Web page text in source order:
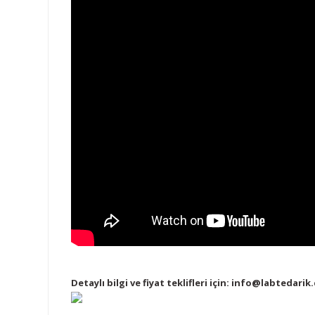
Detaylı bilgi ve fiyat teklifleri için: